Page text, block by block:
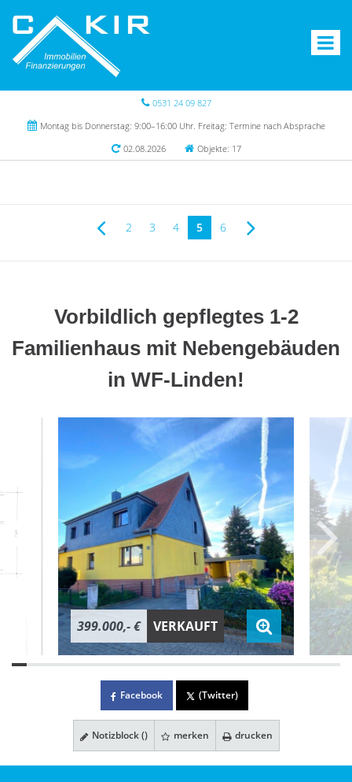
0531 24 09 827
Montag bis Donnerstag: 9:00–16:00 Uhr. Freitag: Termine nach Absprache
02.08.2026
Objekte: 17
2 3 4 5 6
Vorbildlich gepflegtes 1-2
Familienhaus mit Nebengebäuden
in WF-Linden!
399.000,- € VERKAUFT
Facebook (Twitter)
Notizblock () merken drucken